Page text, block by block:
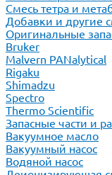
Смесь тетра и
Добавки и другие
Оригинальные
Bruker
Malvern PANalytical
Rigaku
Shimadzu
Spectro
Thermo Scientific
Запасные части и
Вакуумное масло
Вакуумный насос
Водяной насос